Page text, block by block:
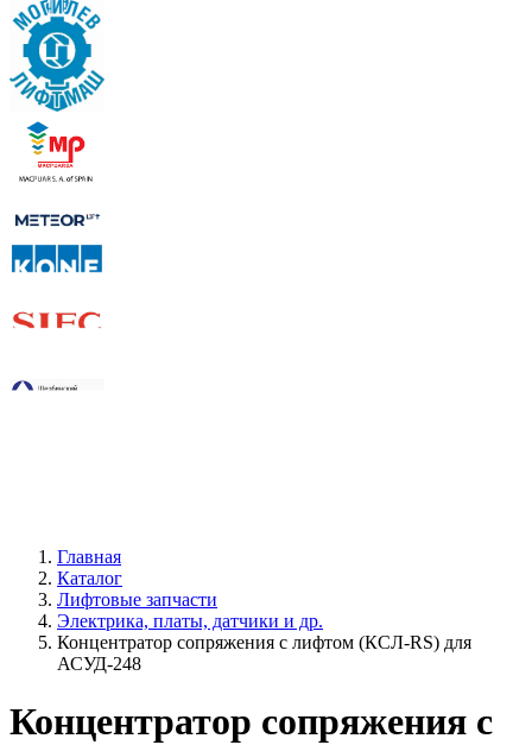
Главная
Каталог
Лифтовые запчасти
Электрика, платы, датчики и др.
Концентратор сопряжения с лифтом (КСЛ-RS) для
АСУД-248
Концентратор сопряжения с